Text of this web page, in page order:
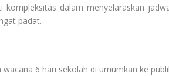
dalam menyelaraskan
padat.
6 hari sekolah di umumkan ke